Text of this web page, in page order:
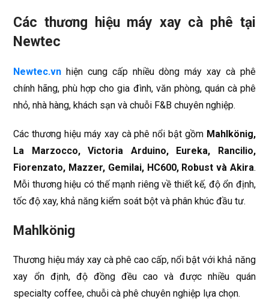
Các thương hiệu máy xay cà phê tại
Newtec
Newtec.vn hiện cung cấp nhiều dòng máy xay cà phê
chính hãng, phù hợp cho gia đình, văn phòng, quán cà phê
nhỏ, nhà hàng, khách sạn và chuỗi F&B chuyên nghiệp.
Các thương hiệu máy xay cà phê nổi bật gồm Mahlkönig,
La Marzocco, Victoria Arduino, Eureka, Rancilio,
Fiorenzato, Mazzer, Gemilai, HC600, Robust và Akira.
Mỗi thương hiệu có thế mạnh riêng về thiết kế, độ ổn định,
tốc độ xay, khả năng kiểm soát bột và phân khúc đầu tư.
Mahlkönig
Thương hiệu máy xay cà phê cao cấp, nổi bật với khả năng
xay ổn định, độ đồng đều cao và được nhiều quán
specialty coffee, chuỗi cà phê chuyên nghiệp lựa chọn.